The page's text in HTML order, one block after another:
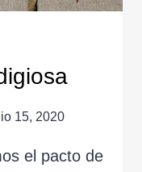
15, 2020
el pacto de